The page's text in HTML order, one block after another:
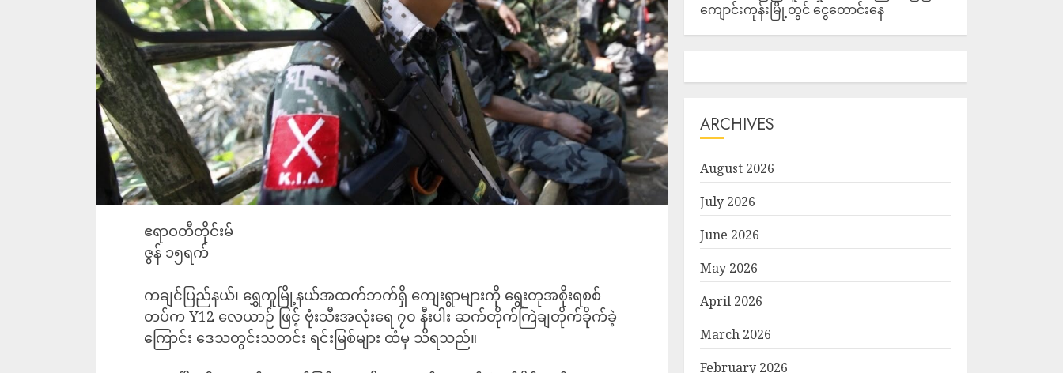
‎ဧရာဝတီတိုင်းမ်
‎ဇွန် ၁၅ရက်
‎ကချင်ပြည်နယ်၊ ရွှေကူမြို့နယ်အထက်ဘက်ရှိ ကျေးရွာများကို ရွေးတုအစိုးရစစ်
တပ်က Y12 လေယာဉ် ဖြင့် ဗုံးသီးအလုံးရေ ၇၀ နီးပါး ဆက်တိုက်ကြဲချတိုက်ခိုက်ခဲ့
ကြောင်း ဒေသတွင်းသတင်း ရင်းမြစ်များ ထံမှ သိရသည်။
ကျောင်းကုန်းမြို့တွင် ငွေတောင်းနေ
ARCHIVES
August 2026
July 2026
June 2026
May 2026
April 2026
March 2026
February 2026